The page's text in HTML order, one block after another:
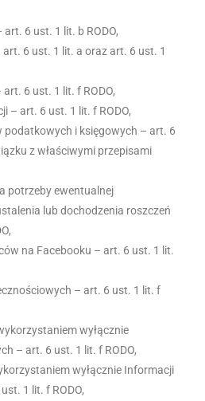
6 ust. 1 lit. b RODO,
6 ust. 1 lit. a oraz art. 6 ust. 1
6 ust. 1 lit. f RODO,
– art. 6 ust. 1 lit. f RODO,
podatkowych i księgowych – art. 6
z właściwymi przepisami
potrzeby ewentualnej
lub dochodzenia roszczeń
na Facebooku – art. 6 ust. 1 lit.
– art. 6 ust. 1 lit. f
wyłącznie
– art. 6 ust. 1 lit. f RODO,
wyłącznie Informacji
1 lit. f RODO,